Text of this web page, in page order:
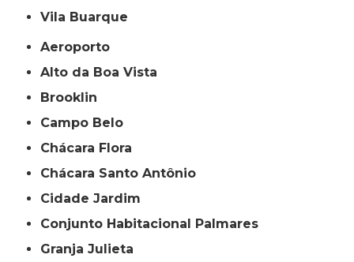
Vila Buarque
Aeroporto
Alto da Boa Vista
Brooklin
Campo Belo
Chácara Flora
Chácara Santo Antônio
Cidade Jardim
Conjunto Habitacional Palmares
Granja Julieta